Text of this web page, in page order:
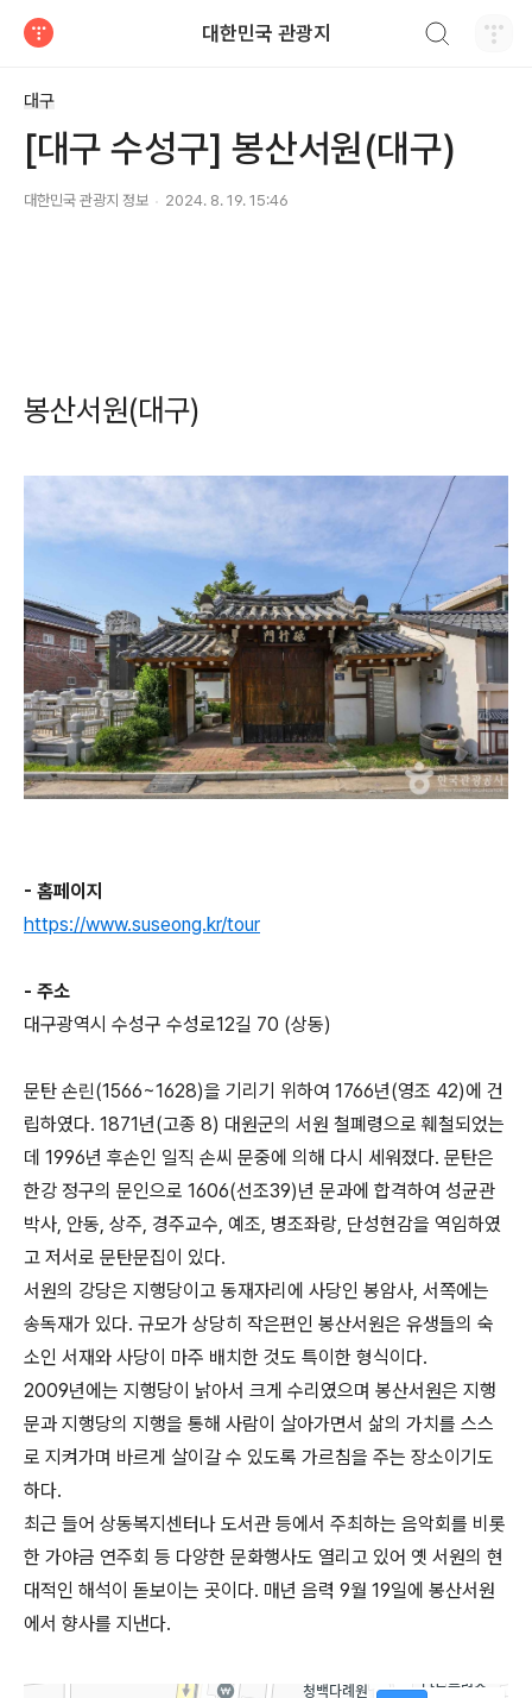
대한민국 관광지
대구
[대구 수성구] 봉산서원(대구)
대한민국 관광지 정보 2024. 8. 19. 15:46
봉산서원(대구)
- 홈페이지
https://www.suseong.kr/tour
- 주소
대구광역시 수성구 수성로12길 70 (상동)
문탄 손린(1566~1628)을 기리기 위하여 1766년(영조 42)에 건
립하였다. 1871년(고종 8) 대원군의 서원 철폐령으로 훼철되었는
데 1996년 후손인 일직 손씨 문중에 의해 다시 세워졌다. 문탄은
한강 정구의 문인으로 1606(선조39)년 문과에 합격하여 성균관
박사, 안동, 상주, 경주교수, 예조, 병조좌랑, 단성현감을 역임하였
고 저서로 문탄문집이 있다.
서원의 강당은 지행당이고 동재자리에 사당인 봉암사, 서쪽에는
송독재가 있다. 규모가 상당히 작은편인 봉산서원은 유생들의 숙
소인 서재와 사당이 마주 배치한 것도 특이한 형식이다.
2009년에는 지행당이 낡아서 크게 수리였으며 봉산서원은 지행
문과 지행당의 지행을 통해 사람이 살아가면서 삶의 가치를 스스
로 지켜가며 바르게 살이갈 수 있도록 가르침을 주는 장소이기도
하다.
최근 들어 상동복지센터나 도서관 등에서 주최하는 음악회를 비롯
한 가야금 연주회 등 다양한 문화행사도 열리고 있어 옛 서원의 현
대적인 해석이 돋보이는 곳이다. 매년 음력 9월 19일에 봉산서원
에서 향사를 지낸다.